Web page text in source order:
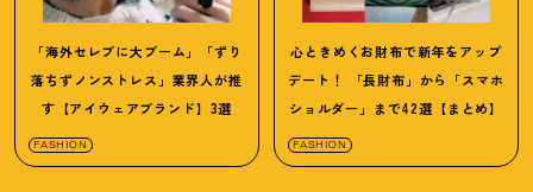
「海外セレブに大ブーム」「ずり
落ちずノンストレス」業界人が推
す【アイウェアブランド】3選
FASHION
心ときめくお財布で新年をアップ
デート ！
「長財布」から「スマホ
ショルダー」まで42選【まとめ】
FASHION